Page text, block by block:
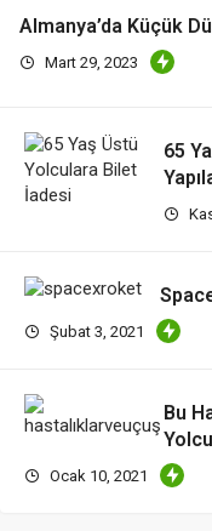
Almanya’da Küçük
Mart 29, 2023
65
Şubat 3, 2021
Bu
Ocak 10, 2021